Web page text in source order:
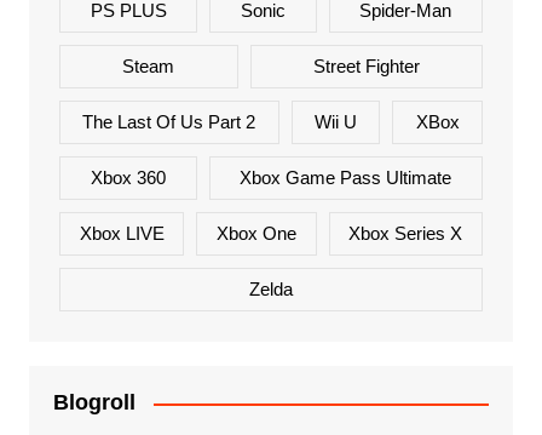
PS PLUS Sonic Spider-Man
Steam Street Fighter
The Last Of Us Part 2 Wii U XBox
Xbox 360 Xbox Game Pass Ultimate
Xbox LIVE Xbox One Xbox Series X
Zelda
Blogroll